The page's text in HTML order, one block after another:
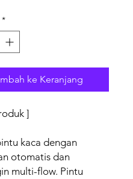
*
ke Keranjang
]
kaca dengan
otomatis dan
multi-flow. Pintu